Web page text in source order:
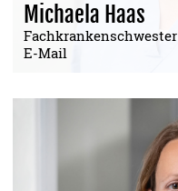
Michaela Haas
Fachkrankenschwester
E-Mail